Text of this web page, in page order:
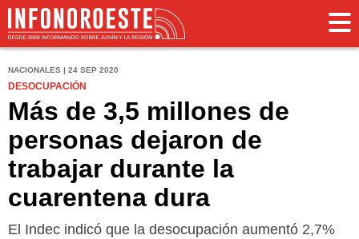
NACIONALES | 24 SEP 2020
DESOCUPACIÓN
Más de 3,5 millones de
personas dejaron de
trabajar durante la
cuarentena dura
El Indec indicó que la desocupación aumentó 2,7%